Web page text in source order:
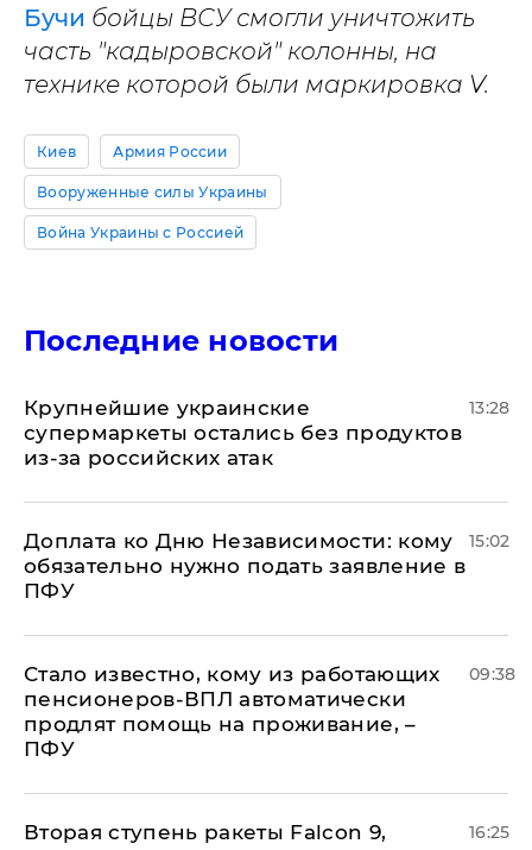
Бучи бойцы ВСУ смогли уничтожить
часть "кадыровской" колонны, на
технике которой были маркировка V.
Киев Армия России
Вооруженные силы Украины
Война Украины с Россией
Последние новости
Крупнейшие украинские
супермаркеты остались без продуктов
из-за российских атак
13:28
Доплата ко Дню Независимости: кому
обязательно нужно подать заявление в
ПФУ
15:02
Стало известно, кому из работающих
пенсионеров-ВПЛ автоматически
продлят помощь на проживание, –
ПФУ
09:38
Вторая ступень ракеты Falcon 9,
16:25